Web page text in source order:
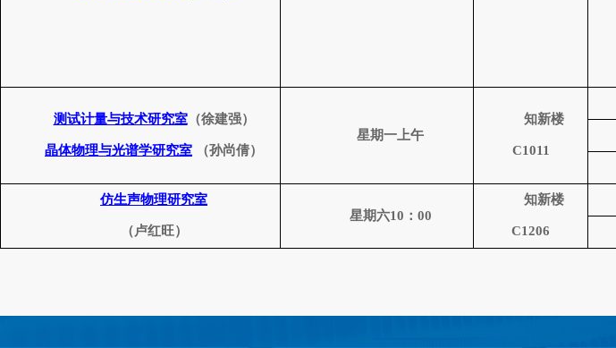
测试计量与技术研究室（徐建强）
晶体物理与光谱学研究室 （孙尚倩）
星期一上午
知新楼
C1011
仿生声物理研究室
（卢红旺）
星期六10 ： 00
知新楼
C1206